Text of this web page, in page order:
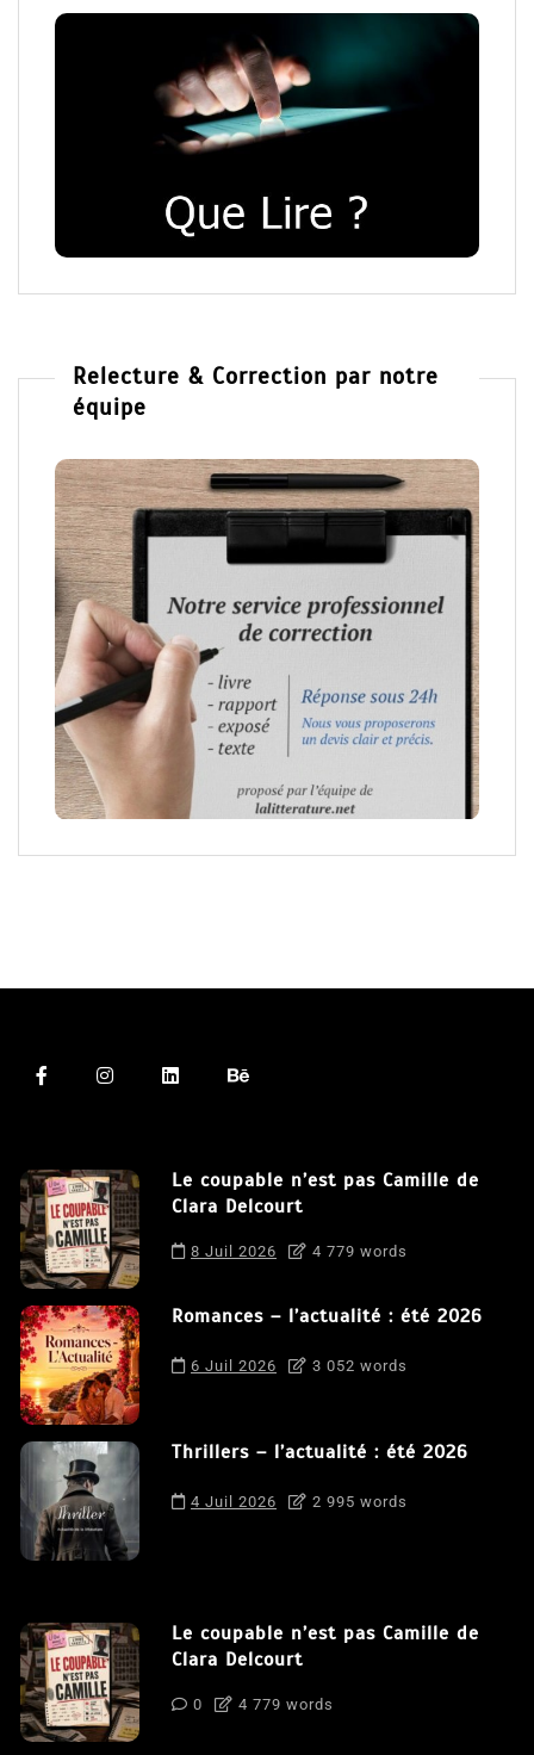
Relecture & Correction par notre
équipe
Le coupable n’est pas Camille de
Clara Delcourt
8 Juil 2026 4 779 words
Romances – l’actualité : été 2026
6 Juil 2026 3 052 words
Thrillers – l’actualité : été 2026
4 Juil 2026 2 995 words
Le coupable n’est pas Camille de
Clara Delcourt
0 4 779 words